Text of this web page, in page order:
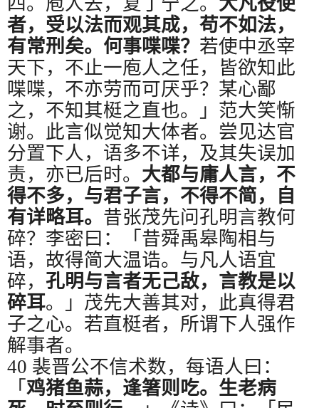
者，受以法而观其成，苟不如法，
有常刑矣。何事喋喋？ 若使中丞宰
天下，不止一庖人之任，皆欲知此
喋喋，不亦劳而可厌乎？某心鄙
之，不知其梃之直也。」范大笑惭
谢。此言似觉知大体者。尝见达官
分置下人，语多不详，及其失误加
责，亦已后时。 大都与庸人言，不
得不多，与君子言，不得不简，自
有详略耳。 昔张茂先问孔明言教何
碎？李密曰：「昔舜禹皋陶相与
语，故得简大温诰。与凡人语宜
碎， 孔明与言者无己敌，言教是以
碎耳。」茂先大善其对，此真得君
子之心。若直梃者，所谓下人强作
解事者。
40 裴晋公不信术数，每语人曰：
「 鸡猪鱼蒜，逢箸则吃。生老病